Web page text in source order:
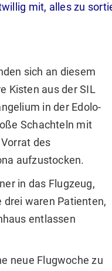
mit, alles zu
sich an diesem
Kisten aus der SIL
in der Edolo-
Schachteln mit
des
aufzustocken.
in das Flugzeug,
drei waren Patienten,
entlassen
neue Flugwoche zu